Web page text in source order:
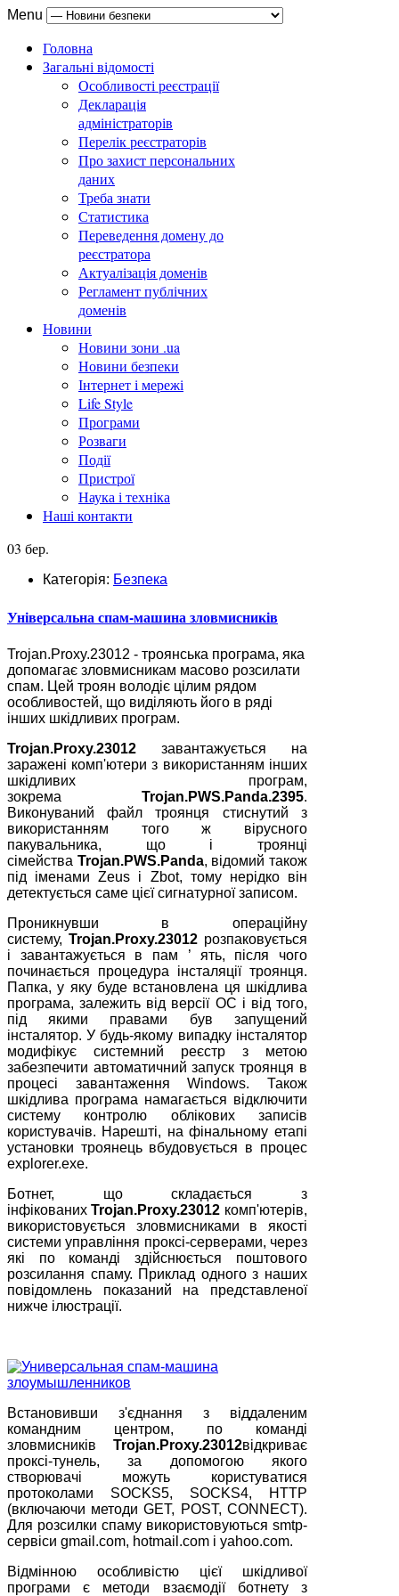
Menu
Головна
Загальні відомості
Особливості реєстрації
Декларація
адміністраторів
Перелік реєстраторів
Про захист персональних
даних
Треба знати
Статистика
Переведення домену до
реєстратора
Актуалізація доменів
Регламент публічних
доменів
Новини
Новини зони .ua
Новини безпеки
Інтернет і мережі
Life Style
Програми
Розваги
Події
Пристрої
Наука і техніка
Наші контакти
03 бер.
Категорія: Безпека
Універсальна спам-машина зловмисників
Trojan.Proxy.23012 - троянська програма, яка
допомагає зловмисникам масово розсилати
спам. Цей троян володіє цілим рядом
особливостей, що виділяють його в ряді
інших шкідливих програм.
Trojan.Proxy.23012 завантажується на
заражені комп'ютери з використанням інших
шкідливих програм,
зокрема Trojan.PWS.Panda.2395.
Виконуваний файл троянця стиснутий з
використанням того ж вірусного
пакувальника, що і троянці
сімейства Trojan.PWS.Panda, відомий також
під іменами Zeus і Zbot, тому нерідко він
детектується саме цієї сигнатурної записом.
Проникнувши в операційну
систему, Trojan.Proxy.23012розпаковується
і завантажується в пам ’ ять, після чого
починається процедура інсталяції троянця.
Папка, у яку буде встановлена ця шкідлива
програма, залежить від версії ОС і від того,
під якими правами був запущений
інсталятор. У будь-якому випадку інсталятор
модифікує системний реєстр з метою
забезпечити автоматичний запуск троянця в
процесі завантаження Windows. Також
шкідлива програма намагається відключити
систему контролю облікових записів
користувачів. Нарешті, на фінальному етапі
установки троянець вбудовується в процес
explorer.exe.
Ботнет, що складається з
інфікованихTrojan.Proxy.23012 комп'ютерів,
використовується зловмисниками в якості
системи управління проксі-серверами, через
які по команді здійснюється поштового
розсилання спаму. Приклад одного з наших
повідомлень показаний на представленої
нижче ілюстрації.
Встановивши з'єднання з віддаленим
командним центром, по команді
зловмисників Trojan.Proxy.23012відкриває
проксі-тунель, за допомогою якого
створювачі можуть користуватися
протоколами SOCKS5, SOCKS4, HTTP
(включаючи методи GET, POST, CONNECT).
Для розсилки спаму використовуються smtp-
сервіси gmail.com, hotmail.com і yahoo.com.
Відмінною особливістю цієї шкідливої
програми є методи взаємодії ботнету з